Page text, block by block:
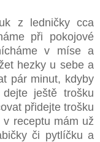
z ledničky cca
při pokojové
v míse a
hezky u sebe a
pár minut, kdyby
ještě trošku
přidejte trošku
receptu mám už
či pytlíčku a